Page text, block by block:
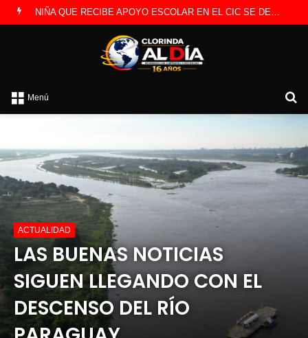
NIÑA QUE RECIBE APOYO ESCOLAR EN EL CIC SE DESTACA EN FERIA DE CIENCIAS
Menú
ACTUALIDAD
LAS BUENAS NOTICIAS
SIGUEN LLEGANDO CON EL
DESCENSO DEL RÍO